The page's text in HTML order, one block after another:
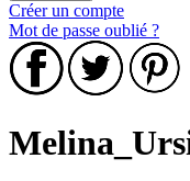
Créer un compte
Mot de passe oublié ?